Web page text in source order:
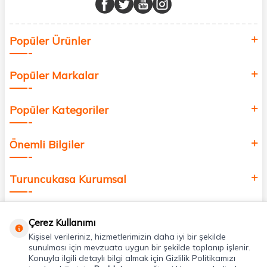
Sağlık, güzellik ve iyi yaşam için aradığınız her şey burada!
değer katmak için bize katılın!
Popüler Ürünler
Popüler Markalar
Popüler Kategoriler
Önemli Bilgiler
Turuncukasa Kurumsal
Uygulamalarımız
Çerez Kullanımı
Kişisel verileriniz, hizmetlerimizin daha iyi bir şekilde
sunulması için mevzuata uygun bir şekilde toplanıp işlenir.
Konuyla ilgili detaylı bilgi almak için Gizlilik Politikamızı